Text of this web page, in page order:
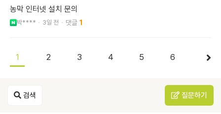
농막 인터넷 설치 문의
박**** 3일 전 1
1 2 3 4 5 6
검색 질문하기